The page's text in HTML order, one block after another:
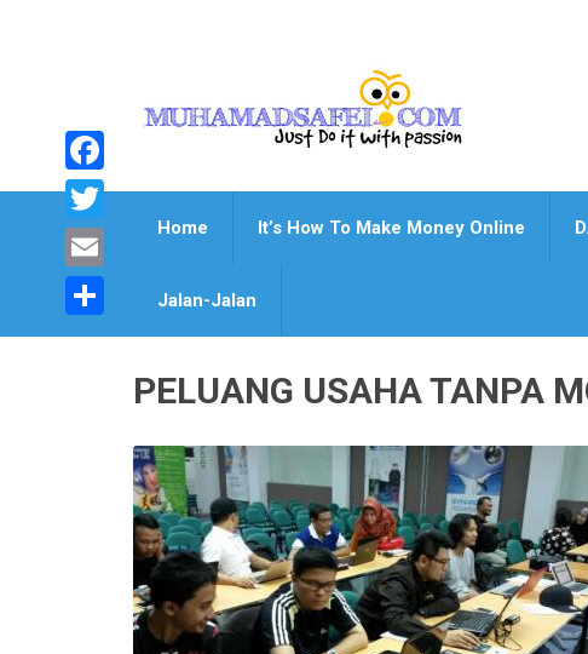
Home It’s How To Make Money Online
Jalan-Jalan
PELUANG USAHA TANPA
Facebook
Twitter
Email
Share